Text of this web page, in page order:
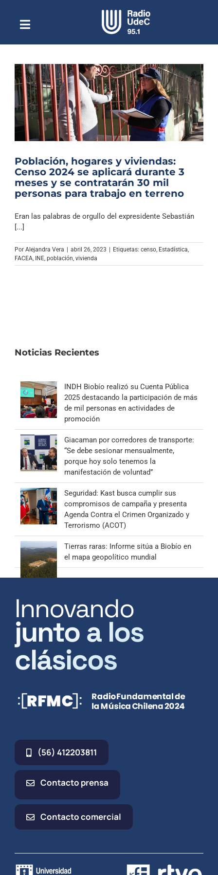
contenidoToggle
NavigationEscuchar Radio UdeC en vivo
Quiénes Somos
Programación
Podcast
Noticias
Columnas
Música Clásica
Población, hogares y viviendas:
Censo 2024 se aplicará durante 3
meses y se contratarán 30 mil
personas para trabajo en terreno
Eran las palabras de orgullo del expresidente Sebastián
[...]
Por Alejandra Vera | abril 26, 2023 | Etiquetas: censo Estadística
FACEA INE población vivienda
Noticias Recientes
INDH Biobío realizó su Cuenta Pública
2025 destacando la participación de más
de mil personas en actividades de
promoción
Giacaman por corredores de transporte:
“Se debe sesionar mensualmente,
porque hoy solo tenemos la
manifestación de voluntad”
Seguridad: Kast busca cumplir sus
compromisos de campaña y presenta
Agenda Contra el Crimen Organizado y
Terrorismo (ACOT)
Tierras raras: Informe sitúa a Biobío en
el mapa geopolítico mundial
Innovando
junto a los
clásicos
(56) 412203811
Contacto prensa
Contacto comercial